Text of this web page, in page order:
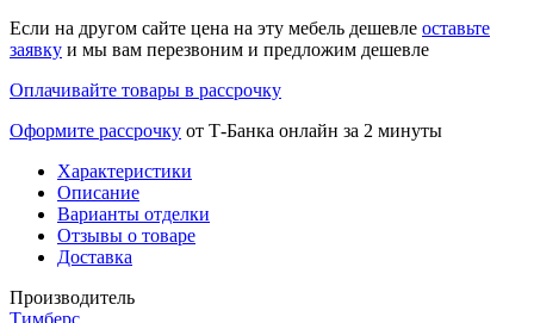
Если на другом сайте цена на эту мебель дешевле оставьте
заявку и мы вам перезвоним и предложим дешевле
Оплачивайте товары в рассрочку
Оформите рассрочку от Т-Банка онлайн за 2 минуты
Характеристики
Описание
Варианты отделки
Отзывы о товаре
Доставка
Производитель